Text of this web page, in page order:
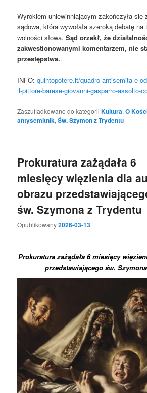
Wyrokiem uniewinniającym zakończyła się
sądowa, która wywołała szeroką debatę
wolności słowa.Sąd orzekł, że
zakwestionowanymi komentarzem, nie
przestępstwa..
INFO:quintopotere.it/quadro-antisemita-e-
il-pittore-barese-giovanni-gasparro-assolto-
Zaszufladkowano do kategorii Kultura,O
antysemitnik,Św. Szymon z Trydentu
Prokuratura zażądała 6
miesięcy więzienia dla
obrazu
św. Szymona z Trydentu
Opublikowany2026-03-13
Prokuratura zażądała 6 miesięcy
przedstawiającego św.